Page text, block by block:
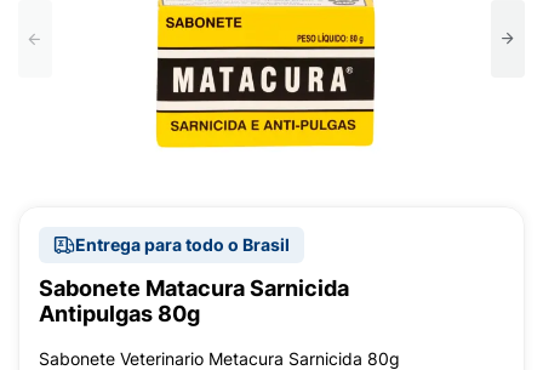
Entrega para todo o Brasil
Sabonete Matacura Sarnicida
Antipulgas 80g
Sabonete Veterinario Metacura Sarnicida 80g